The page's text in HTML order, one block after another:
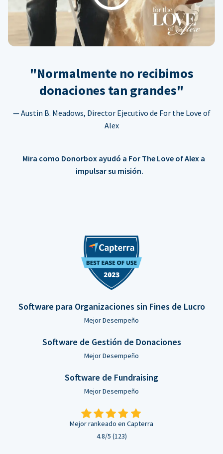
"Normalmente no recibimos
donaciones tan grandes"
— Austin B. Meadows, Director Ejecutivo de For the Love of
Alex
Mira como Donorbox ayudó a For The Love of Alex a
impulsar su misión.
Software para Organizaciones sin Fines de Lucro
Mejor Desempeño
Software de Gestión de Donaciones
Mejor Desempeño
Software de Fundraising
Mejor Desempeño
Mejor rankeado en Capterra
4.8/5 (123)